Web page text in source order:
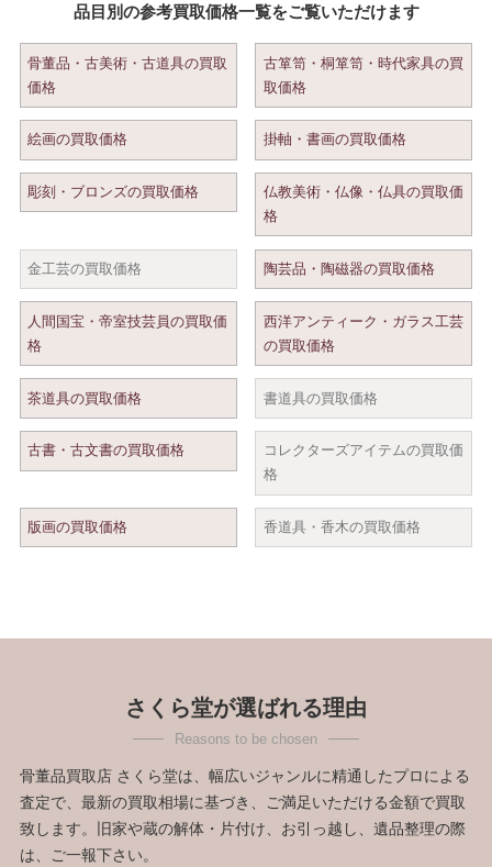
品目別の参考買取価格一覧をご覧いただけます
骨董品・古美術・古道具の買取
価格
古箪笥・桐箪笥・時代家具の買
取価格
絵画の買取価格 掛軸・書画の買取価格
彫刻・ブロンズの買取価格
仏教美術・仏像・仏具の買取価
格
金工芸の買取価格 陶芸品・陶磁器の買取価格
人間国宝・帝室技芸員の買取価
格
西洋アンティーク・ガラス工芸
の買取価格
茶道具の買取価格 書道具の買取価格
古書・古文書の買取価格
コレクターズアイテムの買取価
格
版画の買取価格 香道具・香木の買取価格
さくら堂が選ばれる理由
骨董品買取店 さくら堂は、幅広いジャンルに精通したプロによる
査定で、最新の買取相場に基づき、ご満足いただける金額で買取
致します。旧家や蔵の解体・片付け、お引っ越し、遺品整理の際
は、ご一報下さい。